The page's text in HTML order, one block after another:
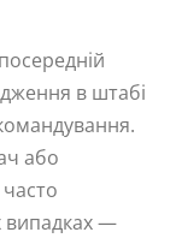
в штабі
або
випадках —